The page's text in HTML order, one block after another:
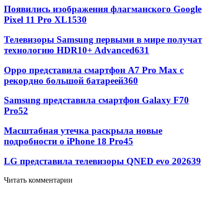
Появились изображения флагманского Google
Pixel 11 Pro XL1530
Телевизоры Samsung первыми в мире получат
технологию HDR10+ Advanced631
Oppo представила смартфон A7 Pro Max с
рекордно большой батареей360
Samsung представила смартфон Galaxy F70
Pro52
Масштабная утечка раскрыла новые
подробности о iPhone 18 Pro45
LG представила телевизоры QNED evo 202639
Читать комментарии